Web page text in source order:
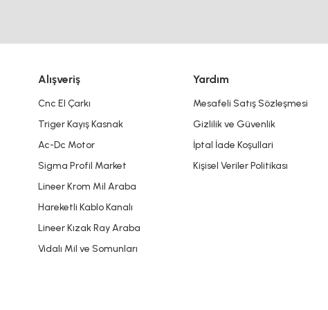
Alışveriş
Cnc El Çarkı
Triger Kayış Kasnak
Ac-Dc Motor
Sigma Profil Market
Lineer Krom Mil Araba
Hareketli Kablo Kanalı
Lineer Kızak Ray Araba
Vidalı Mil ve Somunları
Yardım
Mesafeli Satış Sözleşmesi
Gizlilik ve Güvenlik
İptal İade Koşullari
Kişisel Veriler Politikası